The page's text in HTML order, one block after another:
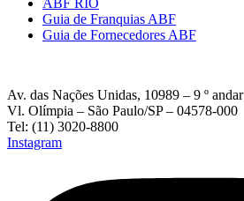
Guia de Franquias ABF
Guia de Fornecedores ABF
Av. das Nações Unidas, 10989 – 9 º andar
Vl. Olímpia – São Paulo/SP – 04578-000
Tel: (11) 3020-8800
Instagram